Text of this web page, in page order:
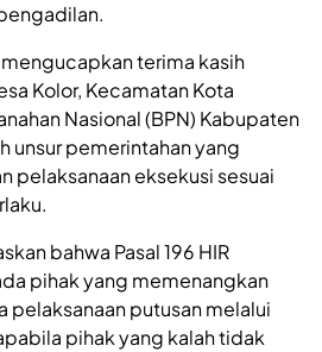
terima kasih
Kolor, Kecamatan Kota
Nasional (BPN) Kabupaten
unsur pemerintahan yang
pelaksanaan eksekusi sesuai
bahwa Pasal 196 HIR
pihak yang memenangkan
pelaksanaan putusan melalui
pihak yang kalah tidak